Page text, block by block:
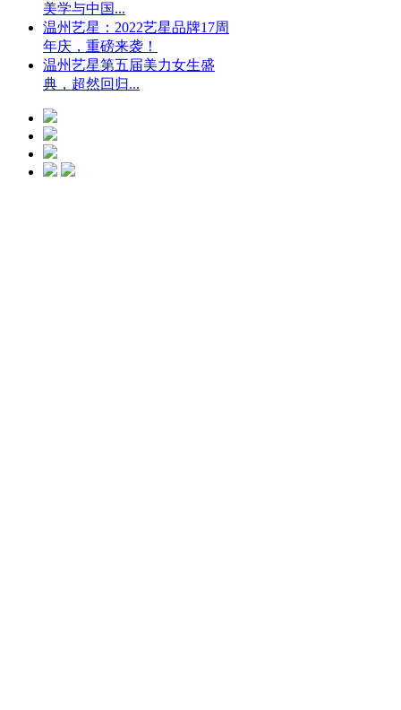
美学与中国...
温州艺星：2022艺星品牌17周
年庆，重磅来袭！
温州艺星第五届美力女生盛
典，超然回归...